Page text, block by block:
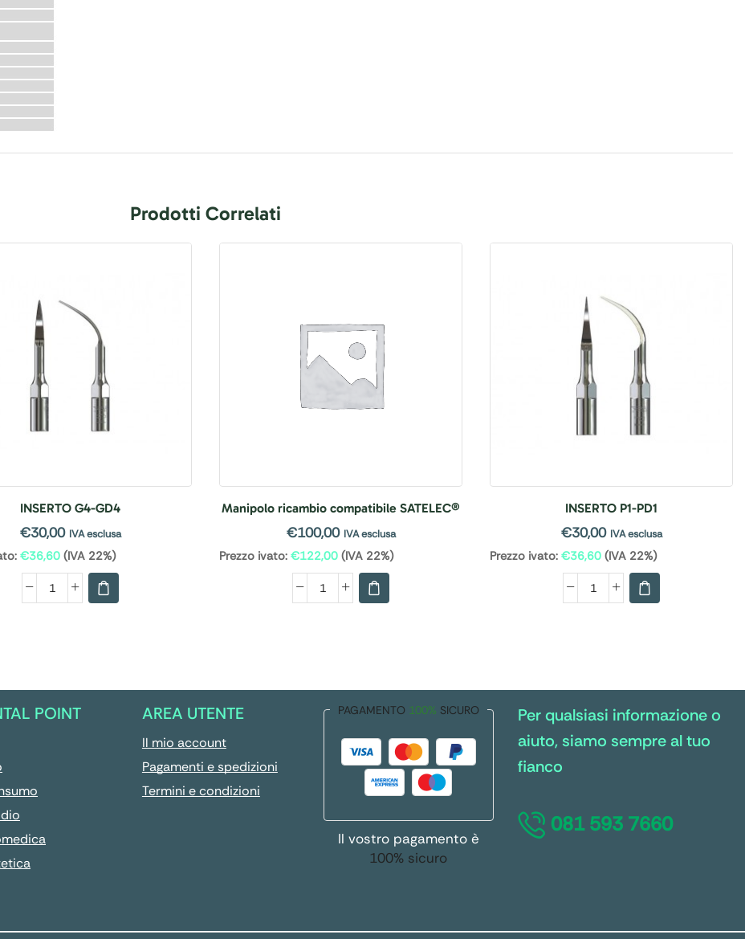
Prodotti Correlati
INSERTO G4-GD4
€30,00 IVA esclusa
€36,60 (IVA 22%)
Manipolo ricambio compatibile SATELEC®
€100,00 IVA esclusa
Prezzo ivato: €122,00 (IVA 22%)
INSERTO P1-PD1
€30,00 IVA esclusa
Prezzo ivato: €36,60 (IVA 22%)
POINT AREA UTENTE
Il mio account
Pagamenti e spedizioni
Termini e condizioni
PAGAMENTO 100% SICURO
Il vostro pagamento è
100% sicuro
Per qualsiasi informazione o
aiuto, siamo sempre al tuo
fianco
081 593 7660